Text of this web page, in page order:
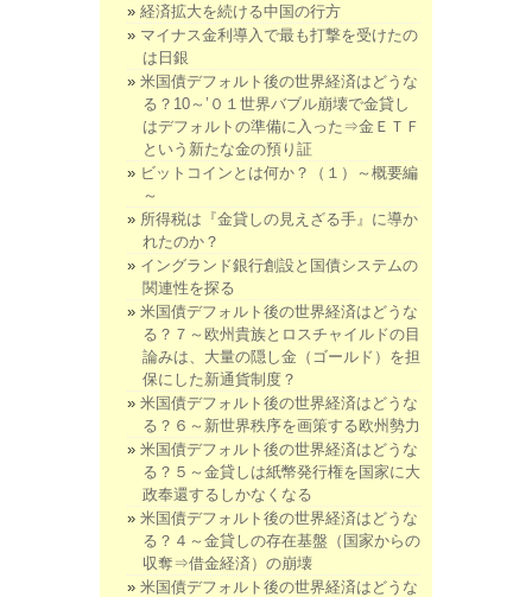
経済拡大を続ける中国の行方
マイナス金利導入で最も打撃を受けたの
は日銀
米国債デフォルト後の世界経済はどうな
る？10～’０１世界バブル崩壊で金貸し
はデフォルトの準備に入った⇒金ＥＴＦ
という新たな金の預り証
ビットコインとは何か？（１）～概要編
～
所得税は『金貸しの見えざる手』に導か
れたのか？
イングランド銀行創設と国債システムの
関連性を探る
米国債デフォルト後の世界経済はどうな
る？７～欧州貴族とロスチャイルドの目
論みは、大量の隠し金（ゴールド）を担
保にした新通貨制度？
米国債デフォルト後の世界経済はどうな
る？６～新世界秩序を画策する欧州勢力
米国債デフォルト後の世界経済はどうな
る？５～金貸しは紙幣発行権を国家に大
政奉還するしかなくなる
米国債デフォルト後の世界経済はどうな
る？４～金貸しの存在基盤（国家からの
収奪⇒借金経済）の崩壊
米国債デフォルト後の世界経済はどうな